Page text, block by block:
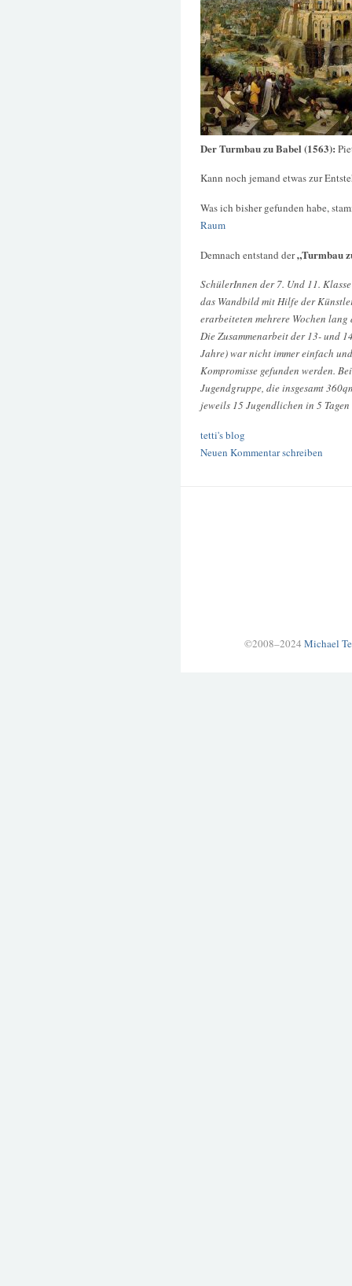
Der Turmbau zu Babel (1563):
Kann noch jemand etwas zur
Was ich bisher gefunden habe,
Raum
Demnach entstand der„Turmbau
SchülerInnen der 7. Und 11.
das Wandbild mit Hilfe der
erarbeiteten mehrere Wochen
Die Zusammenarbeit der 13- und
Jahre) war nicht immer einfach
Kompromisse gefunden werden.
Jugendgruppe, die insgesamt
jeweils 15 Jugendlichen in 5
tetti's blog
Neuen Kommentar schreiben
©2008–2024 Michael